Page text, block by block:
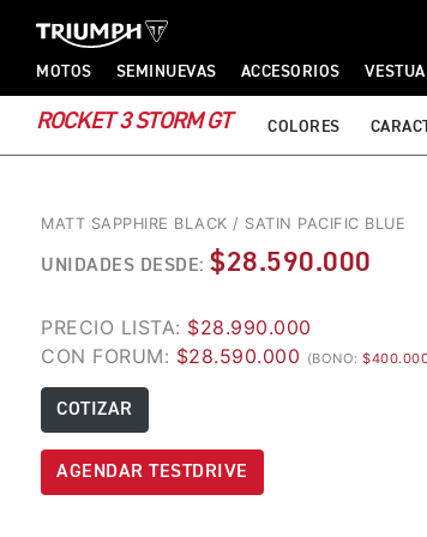
MOTOS SEMINUEVAS ACCESORIOS
ROCKET 3 STORM GT COLORES
MATT SAPPHIRE BLACK / SATIN PACIFIC BLUE
UNIDADES DESDE: $28.590.000
PRECIO LISTA: $28.990.000
CON FORUM: $28.590.000 (BONO:
COTIZAR
AGENDAR TESTDRIVE